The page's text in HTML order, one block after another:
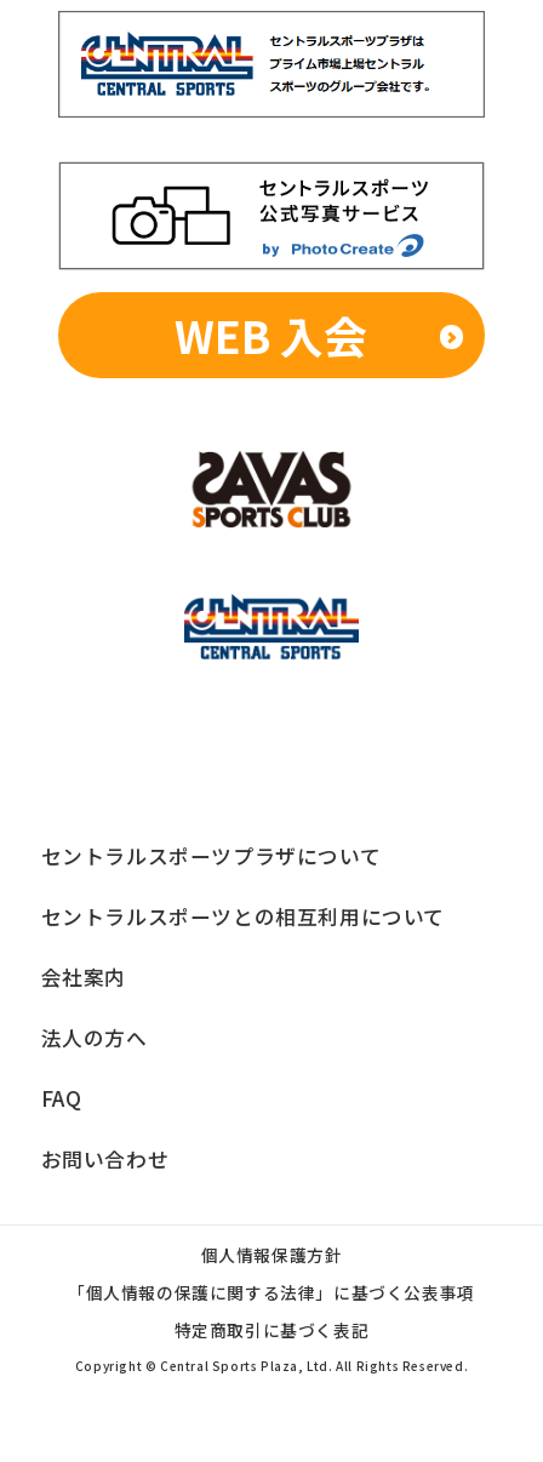
WEB 入会
セントラルスポーツプラザについて
セントラルスポーツとの相互利用について
会社案内
法人の方へ
FAQ
お問い合わせ
個人情報保護方針
「個人情報の保護に関する法律」に基づく公表事項
特定商取引に基づく表記
Copyright © Central Sports Plaza, Ltd. All Rights Reserved.